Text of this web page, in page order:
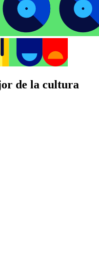
de la cultura